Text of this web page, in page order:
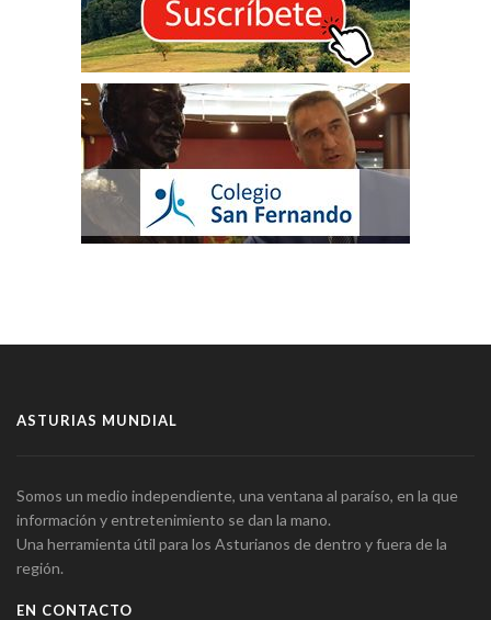
ASTURIAS MUNDIAL
Somos un medio independiente, una ventana al paraíso, en la que
información y entretenimiento se dan la mano.
Una herramienta útil para los Asturianos de dentro y fuera de la
región.
EN CONTACTO